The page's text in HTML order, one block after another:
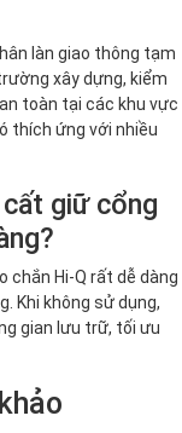
làn giao thông tạm
xây dựng, kiểm
toàn tại các khu vực
thích ứng với nhiều
giữ cổng
chắn Hi-Q rất dễ dàng
Khi không sử dụng,
gian lưu trữ, tối ưu